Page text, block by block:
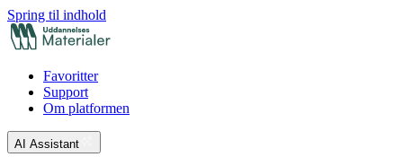
Spring til indhold
Favoritter
Support
Om platformen
AI Assistant